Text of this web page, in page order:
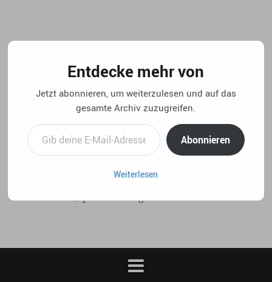
Entdecke mehr von
Jetzt abonnieren, um weiterzulesen und auf das
gesamte Archiv zuzugreifen.
Gib deine E-Mail-Adresse ein ...
Abonnieren
Weiterlesen